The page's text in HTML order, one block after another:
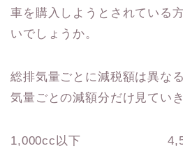
車を購入しようとされている
いでしょうか。
総排気量ごとに減税額は異な
気量ごとの減額分だけ見てい
1,000cc以下